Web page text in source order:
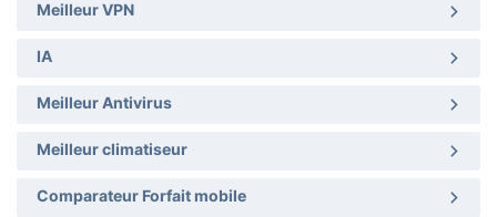
Meilleur VPN
IA
Meilleur Antivirus
Meilleur climatiseur
Comparateur Forfait mobile